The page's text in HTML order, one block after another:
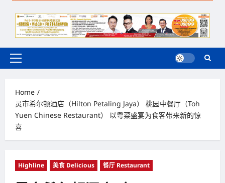
Primary
Home
灵市希尔顿酒店（Hilton Petaling Jaya） 桃园中餐厅（Toh
Yuen Chinese Restaurant） 以粤菜盛宴为食客带来新的惊
喜
Highline 美食 Delicious 餐厅 Restaurant